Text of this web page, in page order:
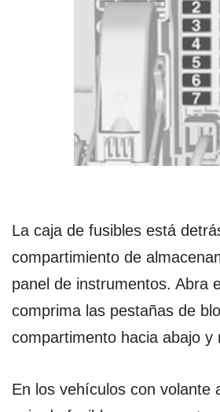
La caja de fusibles está
compartimiento de
panel de instrumentos. Abra
comprima las pestañas de
compartimento hacia abajo y
En los vehículos con volante